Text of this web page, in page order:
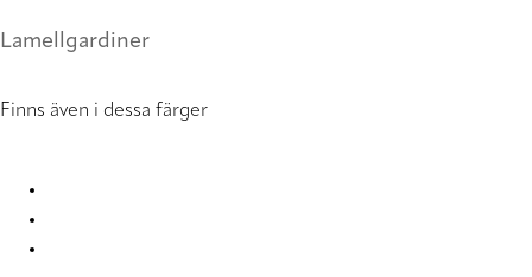
Lamellgardiner
Finns även i dessa färger